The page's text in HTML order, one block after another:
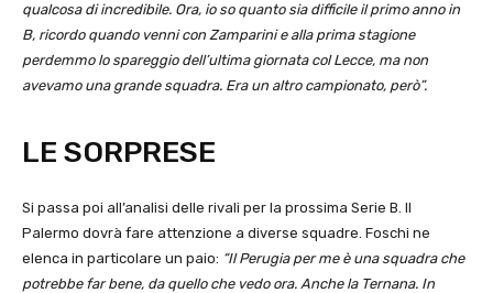
qualcosa di incredibile. Ora, io so quanto sia difficile il primo anno in
B, ricordo quando venni con Zamparini e alla prima stagione
perdemmo lo spareggio dell’ultima giornata col Lecce, ma non
avevamo una grande squadra. Era un altro campionato, però”.
LE SORPRESE
Si passa poi all’analisi delle rivali per la prossima Serie B. Il
Palermo dovrà fare attenzione a diverse squadre. Foschi ne
elenca in particolare un paio: “Il Perugia per me è una squadra che
potrebbe far bene, da quello che vedo ora. Anche la Ternana. In